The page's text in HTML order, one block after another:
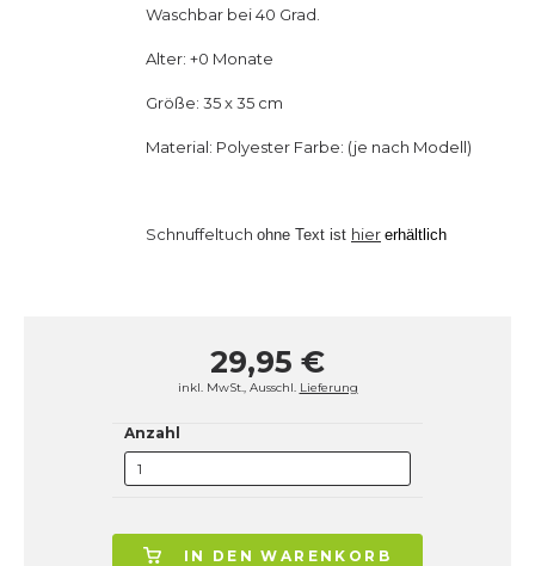
Waschbar bei 40 Grad.
Alter: +0 Monate
Größe: 35 x 35 cm
Material: Polyester Farbe: (je nach Modell)
Schnuffeltuch ohne Text ist hier erhältlich
29,95 €
inkl. MwSt., Ausschl. Lieferung
Anzahl
IN DEN WARENKORB